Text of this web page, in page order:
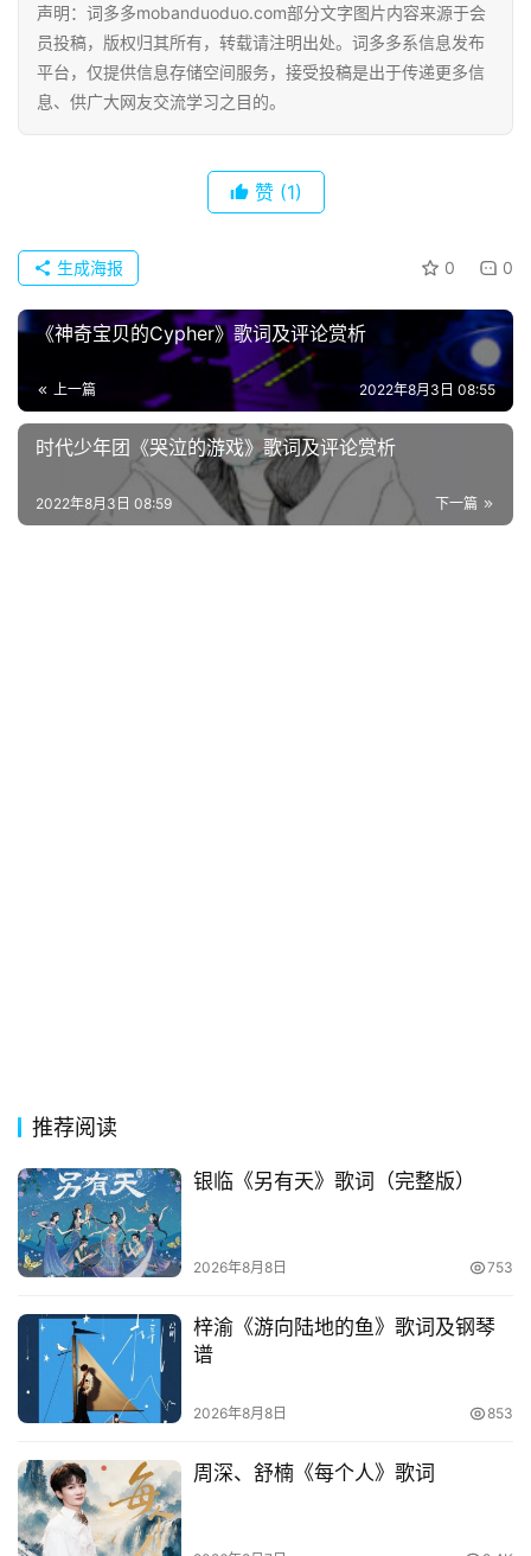
诗
词
常
用
网
络
热
电
影
词
登录 注册
声明：词多多mobanduoduo.com部分文字图片内容来源于会
员投稿，版权归其所有，转载请注明出处。词多多系信息发布
平台，仅提供信息存储空间服务，接受投稿是出于传递更多信
息、供广大网友交流学习之目的。
赞 (1)
0 0
生成海报
《神奇宝贝的Cypher》歌词及评论赏析
上一篇 2022年8月3日 08:55
时代少年团《哭泣的游戏》歌词及评论赏析
下一篇
2022年8月3日 08:59
推荐阅读
银临《另有天》歌词（完整版）
2026年8月8日 753
梓渝《游向陆地的鱼》歌词及钢琴
谱
2026年8月8日 853
周深、舒楠《每个人》歌词